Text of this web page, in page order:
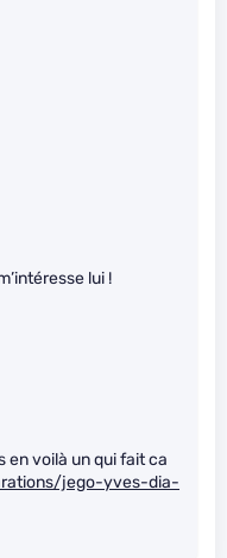
lui !
en voilà un qui fait ca
jego-yves-dia-